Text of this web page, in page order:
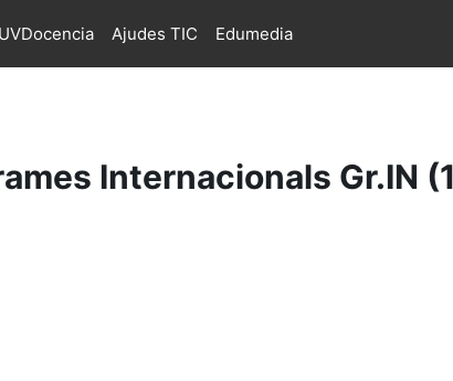
Ajudes TIC Edumedia
Internacionals Gr.IN